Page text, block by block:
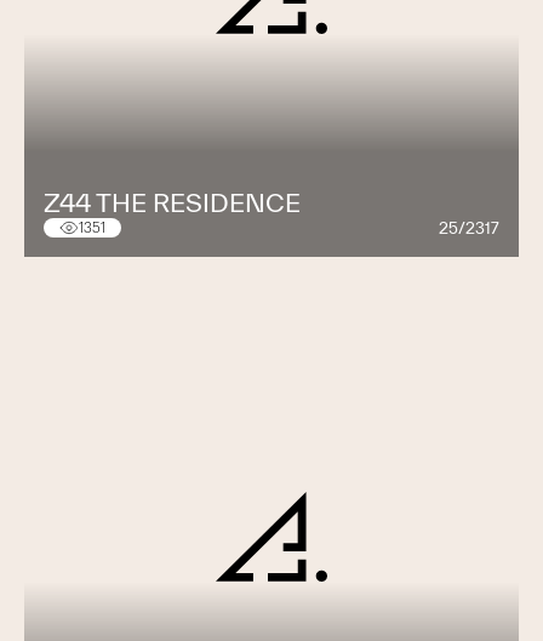
Z44 THE RESIDENCE
1351 25/2317